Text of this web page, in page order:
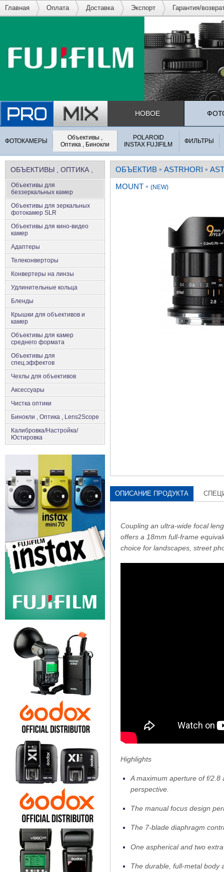
Главная Оплата Доставка Экспорт Гарантия/
НОВОЕ
ФОТОКАМЕРЫ
Объективы ,
Оптика , Бинокли
POLAROID
INSTAX FUJIFILM
ФИЛЬТРЫ
ОБЪЕКТИВЫ , ОПТИКА ,
БИНОКЛИ
Объективы для
беззеркальных камер
Объективы для зеркальных
фотокамер SLR
Объективы для кино-видео
камер
Адаптеры
Телеконверторы
Конвертеры на линзы
Удлинительные кольца
Бленды
Крышки для объективов и
камер
Объективы для камер
среднего формата
Объективы для
спец.эффектов
Чехлы для объективов
Аксеcсуары
Чистка оптики
Бинокли , Оптика , Lens2Scope
Калибровка/Настройка/
Юстировка
ОБЪЕКТИВ » ASTRHORI »
MOUNT » (NEW)
ОПИСАНИЕ ПРОДУКТА
Coupling an ultra-wide focal
offers a 18mm full-frame
choice for landscapes, street
Highlights
A maximum aperture of f/
perspective.
The manual focus design
The 7-blade diaphragm
One aspherical and two
The durable, full-metal body